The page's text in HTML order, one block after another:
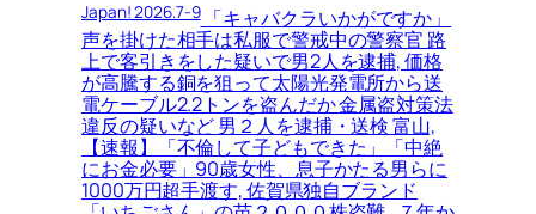
Japan! 2026.7-9「キャバクラいかがですか」
声を掛けた相手は私服で警戒中の警察官 路
上で客引きをした疑いで男2人を逮捕, 価格
が高騰する銅を狙って太陽光発電所から送
電ケーブル2.2トンを盗んだか 金属盗対策法
違反の疑いなど 男２人を逮捕・送検 富山,
【速報】「不倫して子どもできた」「中絶
にお金必要」90歳女性、息子かたる男らに
1000万円超手渡す, 佐賀県独自ブランド